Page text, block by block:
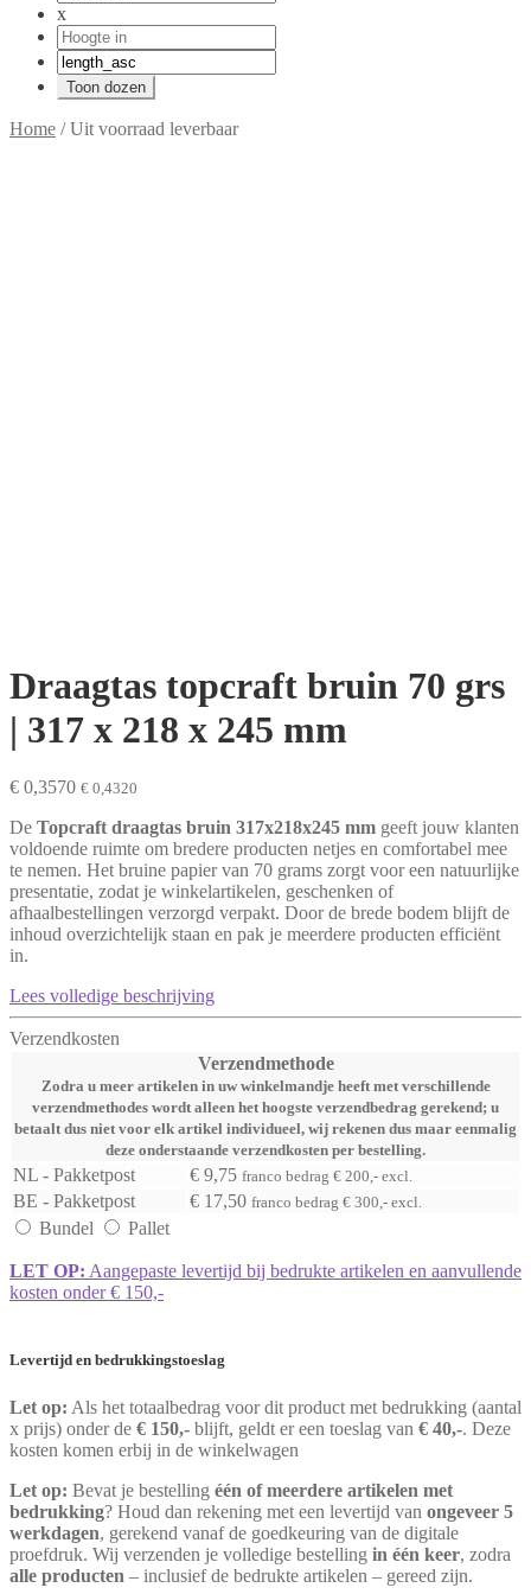
x
Home /Uit voorraad leverbaar
Draagtas topcraft bruin 70 grs
| 317 x 218 x 245 mm
€ 0,3570 € 0,4320
De Topcraft draagtas bruin 317x218x245 mm geeft jouw klanten
voldoende ruimte om bredere producten netjes en comfortabel mee
te nemen. Het bruine papier van 70 grams zorgt voor een natuurlijke
presentatie, zodat je winkelartikelen, geschenken of
afhaalbestellingen verzorgd verpakt. Door de brede bodem blijft de
inhoud overzichtelijk staan en pak je meerdere producten efficiënt
in.
Lees volledige beschrijving
Verzendkosten
Verzendmethode
Zodra u meer artikelen in uw winkelmandje heeft met verschillende
verzendmethodes wordt alleen het hoogste verzendbedrag gerekend; u
betaalt dus niet voor elk artikel individueel, wij rekenen dus maar eenmalig
deze onderstaande verzendkosten per bestelling.
NL - Pakketpost € 9,75 franco bedrag € 200,- excl.
BE - Pakketpost € 17,50 franco bedrag € 300,- excl.
Bundel Pallet
LET OP: Aangepaste levertijd bij bedrukte artikelen en aanvullende
kosten onder € 150,-
Levertijd en bedrukkingstoeslag
Let op: Als het totaalbedrag voor dit product met bedrukking (aantal
x prijs) onder de € 150,- blijft, geldt er een toeslag van € 40,-. Deze
kosten komen erbij in de winkelwagen
Let op: Bevat je bestelling één of meerdere artikelen met
bedrukking? Houd dan rekening met een levertijd van ongeveer 5
werkdagen, gerekend vanaf de goedkeuring van de digitale
proefdruk. Wij verzenden je volledige bestelling in één keer, zodra
alle producten – inclusief de bedrukte artikelen – gereed zijn.